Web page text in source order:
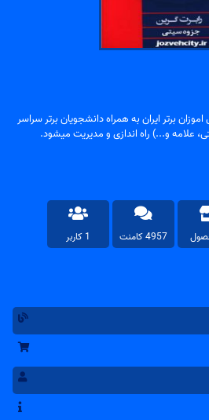
برتر ایران به همراه دانشجویان برتر سراسر
علامه و...) راه اندازی و مدیریت میشود.
4957 کامنت 1 کاربر